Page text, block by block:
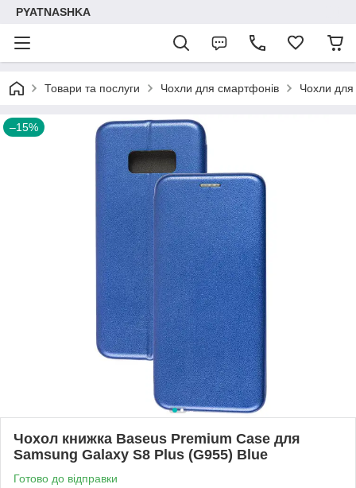
PYATNASHKA
Товари та послуги Чохли для смартфонів Чохли
–15%
Чохол книжка Baseus Premium Case для
Samsung Galaxy S8 Plus (G955) Blue
Готово до відправки